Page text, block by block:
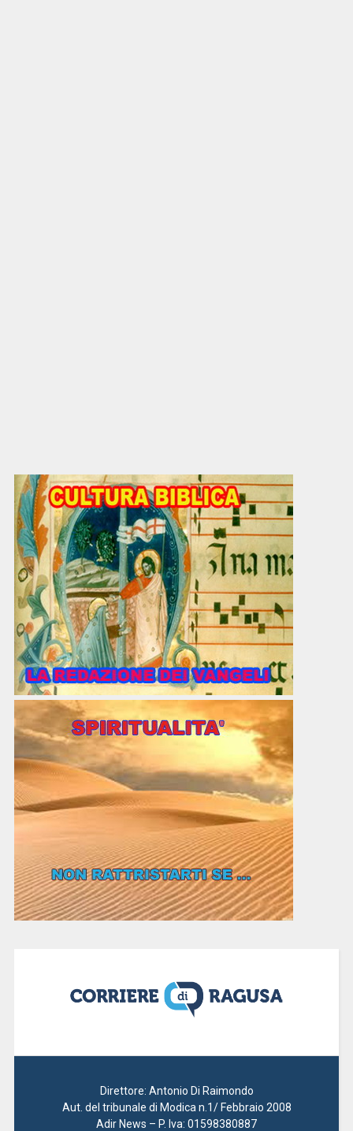
Direttore: Antonio Di Raimondo
Aut. del tribunale di Modica n.1/ Febbraio 2008
Adir News – P. Iva: 01598380887